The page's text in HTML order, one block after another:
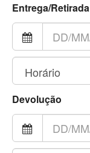
Entrega/Retirada
Devolução